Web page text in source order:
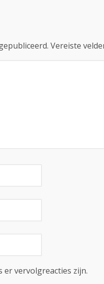
Vereiste
er vervolgreacties zijn.